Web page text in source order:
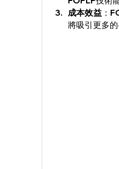
成本效益：
將吸引更多